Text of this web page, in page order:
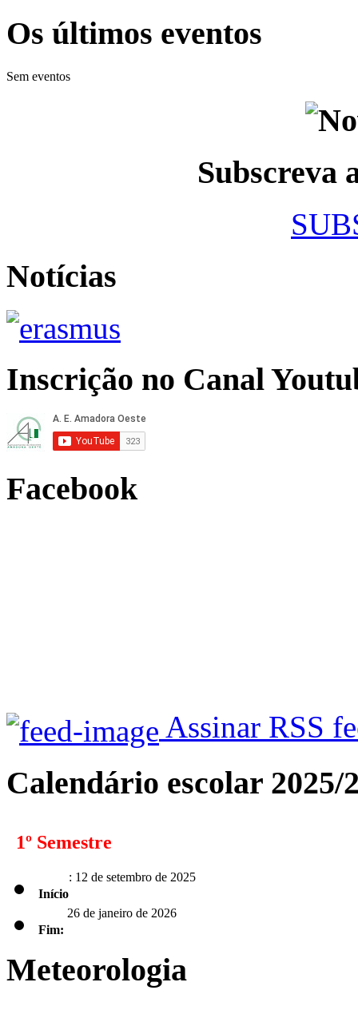
Os últimos eventos
Sem eventos
Subscreva
Notícias
Inscrição no Canal
Facebook
Assinar RSS
Calendário escolar 2025/
1º Semestre
Início: 12 de setembro de 2025
Fim: 26 de janeiro de 2026
2º Semestre
Meteorologia